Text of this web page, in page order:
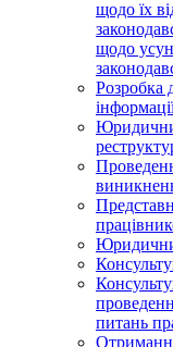
щодо їх
щодо
Розробка
питань